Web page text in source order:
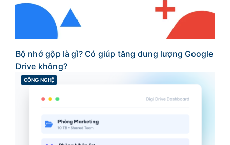
Bộ nhớ gộp là gì? Có giúp tăng dung lượng Google
Drive không?
CATEGORIES
CÔNG NGHỆ